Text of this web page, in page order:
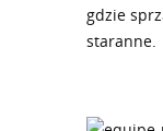
gdzie
staranne.